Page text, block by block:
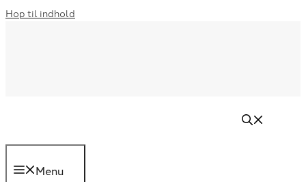
Hop til indhold
Menu